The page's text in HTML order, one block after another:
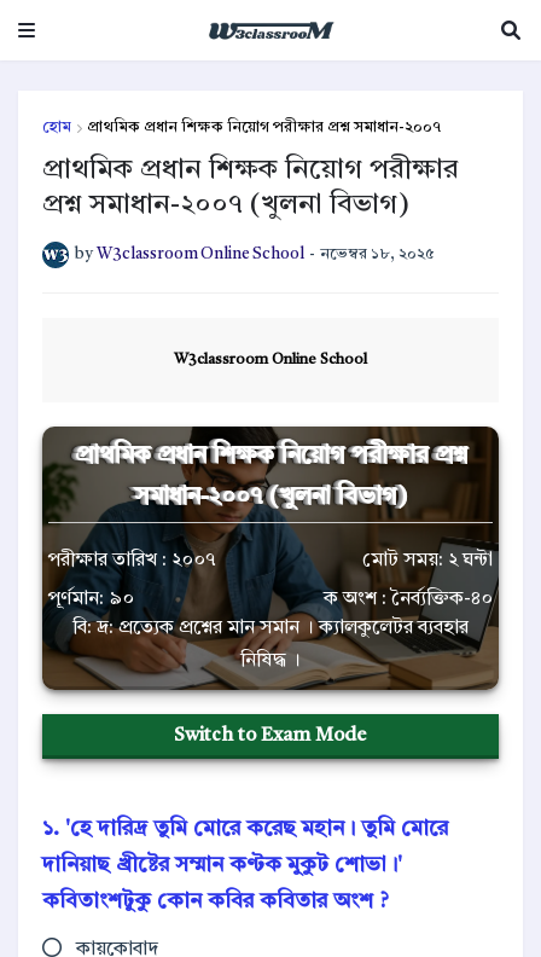
হোম প্রাথমিক প্রধান শিক্ষক নিয়োগ পরীক্ষার প্রশ্ন সমাধান-২০০৭
প্রাথমিক প্রধান শিক্ষক নিয়োগ পরীক্ষার
প্রশ্ন সমাধান-২০০৭ (খুলনা বিভাগ)
by W3classroom Online School - নভেম্বর ১৮, ২০২৫
W3classroom Online School
প্রাথমিক প্রধান শিক্ষক নিয়োগ পরীক্ষার প্রশ্ন
সমাধান-২০০৭ (খুলনা বিভাগ)
পরীক্ষার তারিখ : ২০০৭
মোট সময়: ২ ঘন্টা
পূর্ণমান: ৯০
ক অংশ : নৈর্ব্যক্তিক-৪০
বি: দ্র: প্রত্যেক প্রশ্নের মান সমান । ক্যালকুলেটর ব্যবহার
নিষিদ্ধ ।
Switch to Exam Mode
১. 'হে দারিদ্র তুমি মোরে করেছ মহান। তুমি মোরে
দানিয়াছ খ্রীষ্টের সম্মান কণ্টক মুকুট শোভা।'
কবিতাংশটুকু কোন কবির কবিতার অংশ ?
কায়কোবাদ